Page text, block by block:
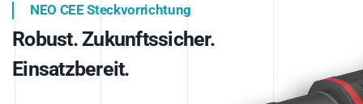
Intelligente Stromverteilung
NEO CEE Steckvorrichtung
Robust. Zukunftssicher.
Einsatzbereit.
Intelligenz trifft Energie.